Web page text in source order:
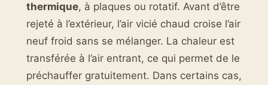
thermique, à plaques ou rotatif. Avant d’être
rejeté à l’extérieur, l’air vicié chaud croise l’air
neuf froid sans se mélanger. La chaleur est
transférée à l’air entrant, ce qui permet de le
préchauffer gratuitement. Dans certains cas,